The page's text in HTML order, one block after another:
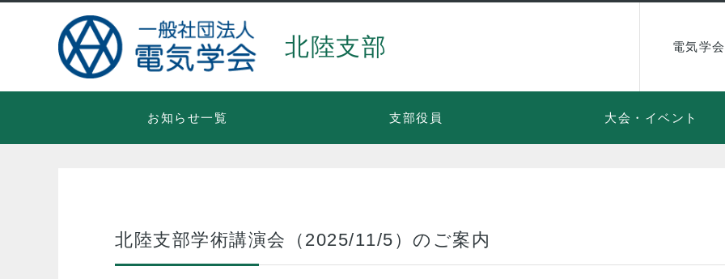
北陸支部 電気学
お知らせ一覧 支部役員 大会・イベント
北陸支部学術講演会（2025/11/5）のご案内